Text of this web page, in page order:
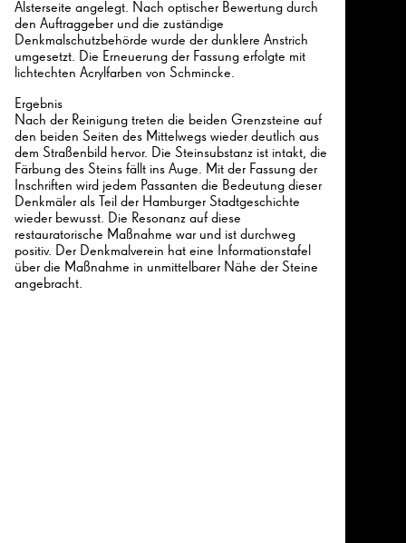
Alsterseite angelegt. Nach optischer Bewertung durch
den Auftraggeber und die zuständige
Denkmalschutzbehörde wurde der dunklere Anstrich
umgesetzt. Die Erneuerung der Fassung erfolgte mit
lichtechten Acrylfarben von Schmincke.
Ergebnis
Nach der Reinigung treten die beiden Grenzsteine auf
den beiden Seiten des Mittelwegs wieder deutlich aus
dem Straßenbild hervor. Die Steinsubstanz ist intakt, die
Färbung des Steins fällt ins Auge. Mit der Fassung der
Inschriften wird jedem Passanten die Bedeutung dieser
Denkmäler als Teil der Hamburger Stadtgeschichte
wieder bewusst. Die Resonanz auf diese
restauratorische Maßnahme war und ist durchweg
positiv. Der Denkmalverein hat eine Informationstafel
über die Maßnahme in unmittelbarer Nähe der Steine
angebracht.